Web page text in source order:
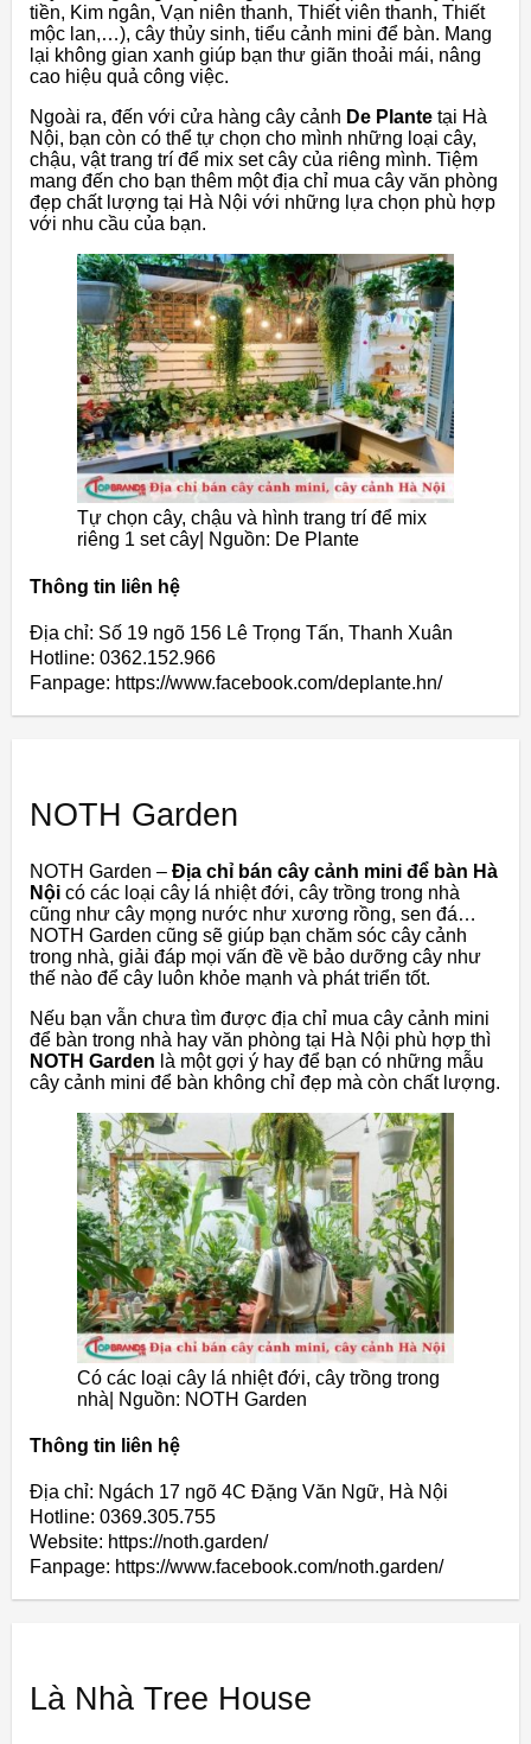
tiền, Kim ngân, Vạn niên thanh, Thiết viên thanh, Thiết
mộc lan,…), cây thủy sinh, tiểu cảnh mini để bàn. Mang
lại không gian xanh giúp bạn thư giãn thoải mái, nâng
cao hiệu quả công việc.
Ngoài ra, đến với cửa hàng cây cảnh De Plante tại Hà
Nội, bạn còn có thể tự chọn cho mình những loại cây,
chậu, vật trang trí để mix set cây của riêng mình. Tiệm
mang đến cho bạn thêm một địa chỉ mua cây văn phòng
đẹp chất lượng tại Hà Nội với những lựa chọn phù hợp
với nhu cầu của bạn.
Tự chọn cây, chậu và hình trang trí để mix
riêng 1 set cây| Nguồn: De Plante
Thông tin liên hệ
Địa chỉ: Số 19 ngõ 156 Lê Trọng Tấn, Thanh Xuân
Hotline: 0362.152.966
Fanpage: https://www.facebook.com/deplante.hn/
NOTH Garden
NOTH Garden – Địa chỉ bán cây cảnh mini để bàn Hà
Nội có các loại cây lá nhiệt đới, cây trồng trong nhà
cũng như cây mọng nước như xương rồng, sen đá…
NOTH Garden cũng sẽ giúp bạn chăm sóc cây cảnh
trong nhà, giải đáp mọi vấn đề về bảo dưỡng cây như
thế nào để cây luôn khỏe mạnh và phát triển tốt.
Nếu bạn vẫn chưa tìm được địa chỉ mua cây cảnh mini
để bàn trong nhà hay văn phòng tại Hà Nội phù hợp thì
NOTH Garden là một gợi ý hay để bạn có những mẫu
cây cảnh mini để bàn không chỉ đẹp mà còn chất lượng.
Có các loại cây lá nhiệt đới, cây trồng trong
nhà| Nguồn: NOTH Garden
Thông tin liên hệ
Địa chỉ: Ngách 17 ngõ 4C Đặng Văn Ngữ, Hà Nội
Hotline: 0369.305.755
Website: https://noth.garden/
Fanpage: https://www.facebook.com/noth.garden/
Là Nhà Tree House